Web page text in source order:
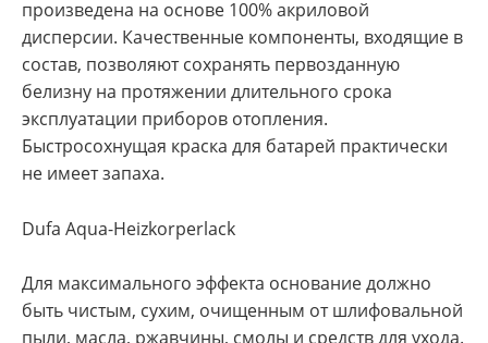
произведена на основе 100% акриловой
дисперсии. Качественные компоненты, входящие в
состав, позволяют сохранять первозданную
белизну на протяжении длительного срока
эксплуатации приборов отопления.
Быстросохнущая краска для батарей практически
не имеет запаха.
Dufa Aqua-Heizkorperlack
Для максимального эффекта основание должно
быть чистым, сухим, очищенным от шлифовальной
пыли, масла, ржавчины, смолы и средств для ухода.